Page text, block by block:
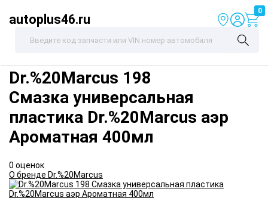
autoplus46.ru
0
Dr.%20Marcus 198
Смазка универсальная
пластика Dr.%20Marcus аэр
Ароматная 400мл
0 оценок
О бренде Dr.%20Marcus